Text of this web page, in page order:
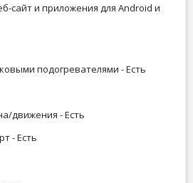
сайт и приложения для Android и
подогревателями - Есть
движения - Есть
- Есть